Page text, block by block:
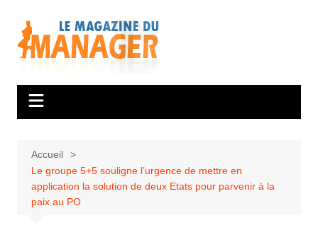
contenu
Accueil
Le groupe 5+5 souligne l’urgence de mettre en
application la solution de deux Etats pour parvenir à la
paix au PO